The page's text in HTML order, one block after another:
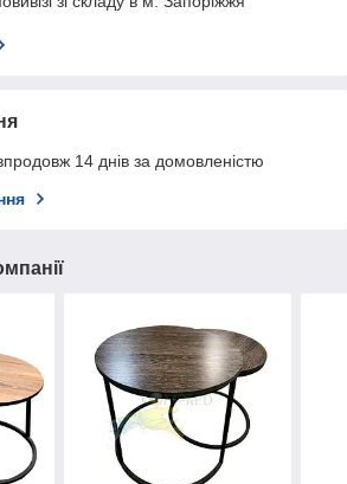
14 днів за домовленістю